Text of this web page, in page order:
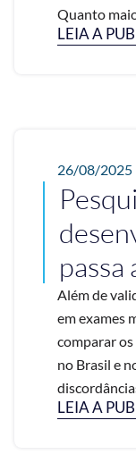
Quanto
LEIA A
26/08/2025
passa
Além de
em exames
comparar
no Brasil e
LEIA A